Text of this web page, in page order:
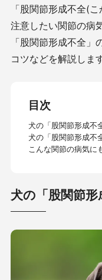
「股関節形成不全(
注意したい関節の病
「股関節形成不全
コツなどを解説します
目次
犬の「股関節形成不
犬の「股関節形成不
こんな関節の病気に
犬の「股関節形